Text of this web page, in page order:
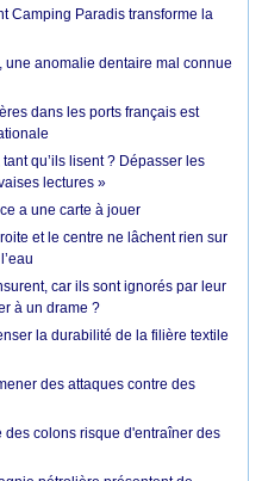
Camping Paradis transforme la
une anomalie dentaire mal connue
dans les ports français est
qu’ils lisent ? Dépasser les
lectures »
a une carte à jouer
et le centre ne lâchent rien sur
car ils sont ignorés par leur
à un drame ?
la durabilité de la filière textile
des attaques contre des
colons risque d'entraîner des